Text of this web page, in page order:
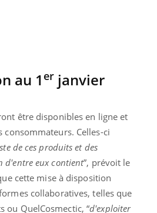
au 1 er janvier
être disponibles en ligne et
consommateurs. Celles-ci
de ces produits et des
d'entre eux contient”, prévoit le
cette mise à disposition
collaboratives, telles que
ou QuelCosmectic, “d'exploiter